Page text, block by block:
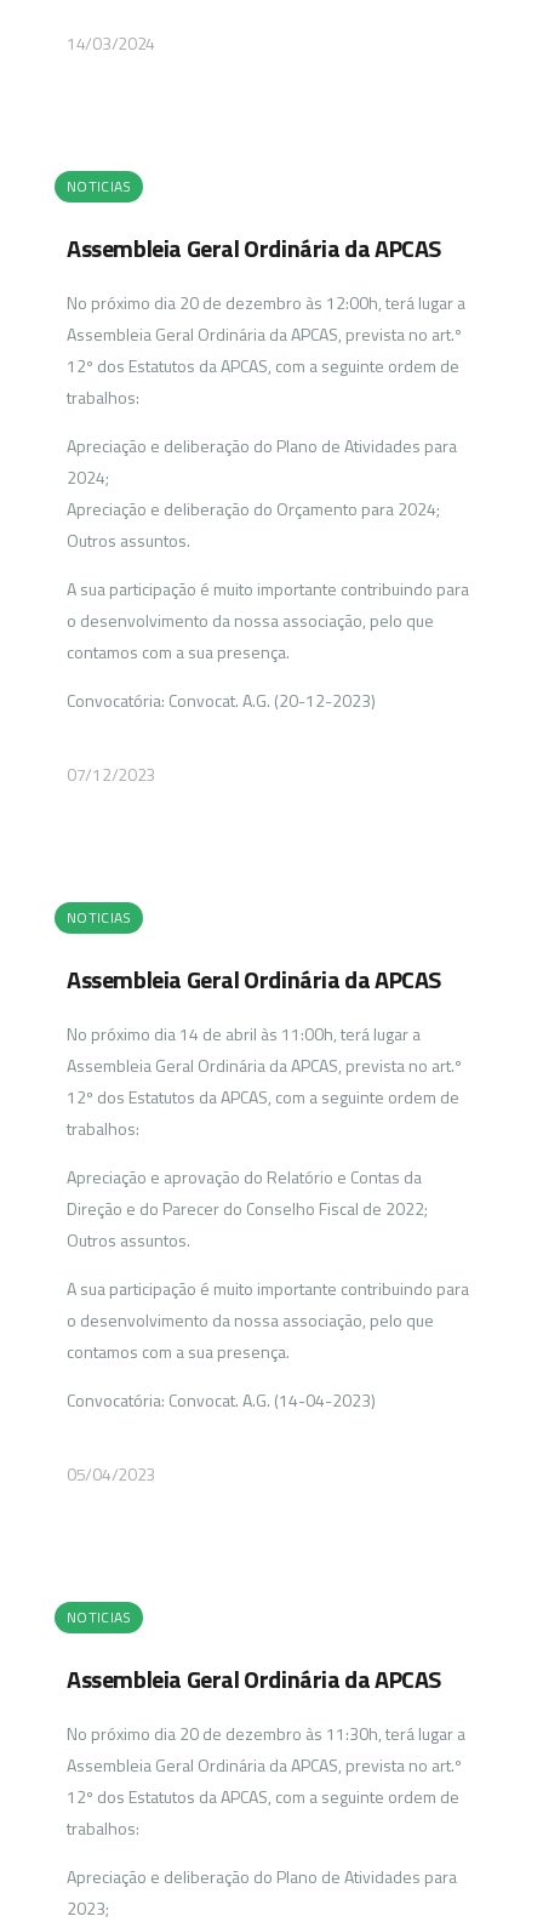
14/03/2024
NOTICIAS
Assembleia Geral Ordinária da APCAS
No próximo dia 20 de dezembro às 12:00h, terá lugar a
Assembleia Geral Ordinária da APCAS, prevista no art.º
12º dos Estatutos da APCAS, com a seguinte ordem de
trabalhos:
Apreciação e deliberação do Plano de Atividades para
2024;
Apreciação e deliberação do Orçamento para 2024;
Outros assuntos.
A sua participação é muito importante contribuindo para
o desenvolvimento da nossa associação, pelo que
contamos com a sua presença.
Convocatória: Convocat. A.G. (20-12-2023)
07/12/2023
NOTICIAS
Assembleia Geral Ordinária da APCAS
No próximo dia 14 de abril às 11:00h, terá lugar a
Assembleia Geral Ordinária da APCAS, prevista no art.º
12º dos Estatutos da APCAS, com a seguinte ordem de
trabalhos:
Apreciação e aprovação do Relatório e Contas da
Direção e do Parecer do Conselho Fiscal de 2022;
Outros assuntos.
A sua participação é muito importante contribuindo para
o desenvolvimento da nossa associação, pelo que
contamos com a sua presença.
Convocatória: Convocat. A.G. (14-04-2023)
05/04/2023
NOTICIAS
Assembleia Geral Ordinária da APCAS
No próximo dia 20 de dezembro às 11:30h, terá lugar a
Assembleia Geral Ordinária da APCAS, prevista no art.º
12º dos Estatutos da APCAS, com a seguinte ordem de
trabalhos:
Apreciação e deliberação do Plano de Atividades para
2023;